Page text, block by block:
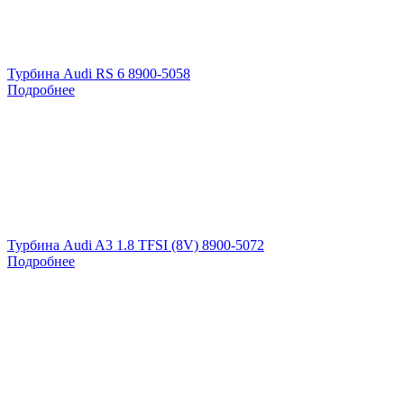
Турбина Audi RS 6 8900-5058
Подробнее
Турбина Audi A3 1.8 TFSI (8V) 8900-5072
Подробнее